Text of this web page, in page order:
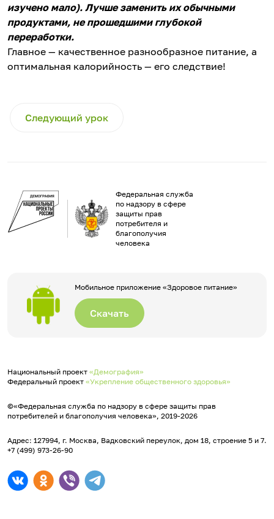
изучено мало). Лучше заменить их обычными
продуктами, не прошедшими глубокой
переработки.
Главное — качественное разнообразное питание, а
оптимальная калорийность — его следствие!
Следующий урок
Федеральная служба
по надзору в сфере
защиты прав
потребителя и
благополучия
человека
Мобильное приложение «Здоровое питание»
Скачать
Национальный проект «Демография»
Федеральный проект «Укрепление общественного здоровья»
©«Федеральная служба по надзору в сфере защиты прав
потребителей и благополучия человека», 2019-2026
Адрес: 127994, г. Москва, Вадковский переулок, дом 18, строение 5 и 7.
+7 (499) 973-26-90